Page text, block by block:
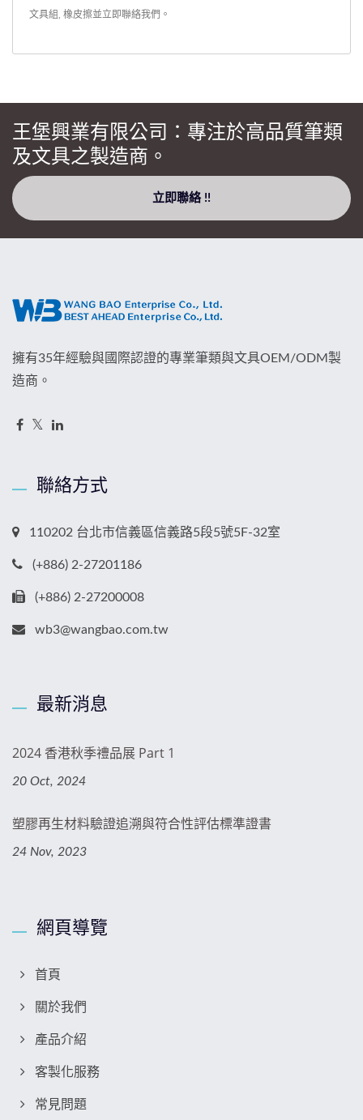
文具組 橡皮擦並立即聯絡我們 。
王堡興業有限公司：專注於高品質筆類
及文具之製造商。
立即聯絡 !!
擁有35年經驗與國際認證的專業筆類與文具OEM/ODM製
造商。
聯絡方式
110202 台北市信義區信義路5段5號5F-32室
(+886) 2-27201186
(+886) 2-27200008
wb3@wangbao.com.tw
最新消息
2024 香港秋季禮品展 Part 1
20 Oct, 2024
塑膠再生材料驗證追溯與符合性評估標準證書
24 Nov, 2023
網頁導覽
首頁
關於我們
產品介紹
客製化服務
常見問題